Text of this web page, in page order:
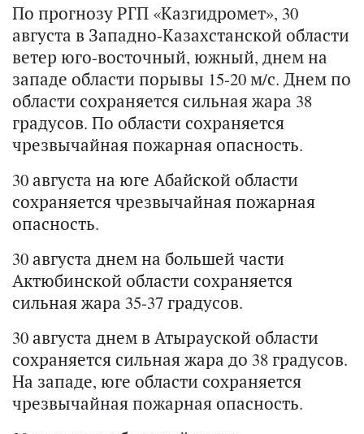
По прогнозу РГП «Казгидромет», 30
августа в Западно-Казахстанской области
ветер юго-восточный, южный, днем на
западе области порывы 15-20 м/с. Днем по
области сохраняется сильная жара 38
градусов. По области сохраняется
чрезвычайная пожарная опасность.
30 августа на юге Абайской области
сохраняется чрезвычайная пожарная
опасность.
30 августа днем на большей части
Актюбинской области сохраняется
сильная жара 35-37 градусов.
30 августа днем в Атырауской области
сохраняется сильная жара до 38 градусов.
На западе, юге области сохраняется
чрезвычайная пожарная опасность.